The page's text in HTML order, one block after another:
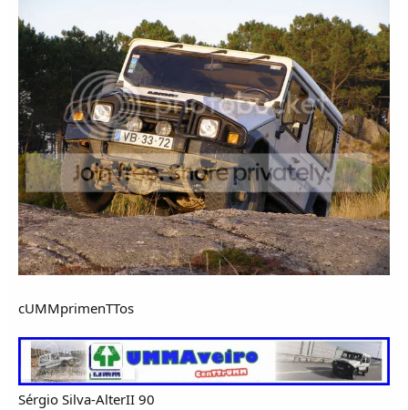
cUMMprimenTTos
Sérgio Silva-AlterII 90